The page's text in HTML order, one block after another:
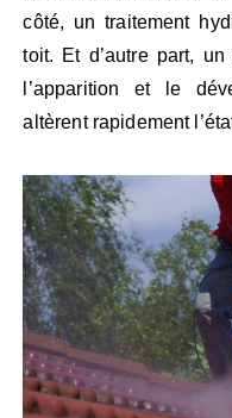
côté, un traitement
toit. Et d’autre part,
l’apparition et le
altèrent rapidement